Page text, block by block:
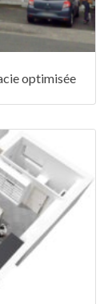
optimisée